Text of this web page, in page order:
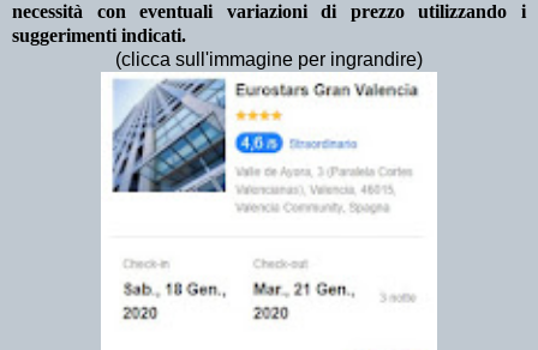
necessità con eventuali variazioni di prezzo utilizzando i
suggerimenti indicati.
(clicca sull'immagine per ingrandire)